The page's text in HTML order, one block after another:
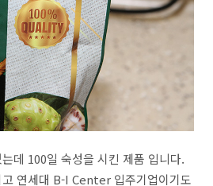
데 100일 숙성을 시킨 제품 입니다.
고 연세대 B-I Center 입주기업이기도